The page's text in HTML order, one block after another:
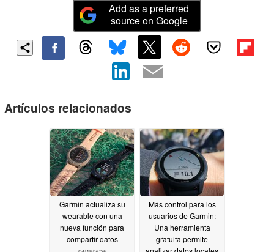
Add as a preferred
source on Google
Artículos relacionados
Garmin actualiza su
wearable con una
nueva función para
compartir datos
Más control para los
usuarios de Garmin:
Una herramienta
gratuita permite